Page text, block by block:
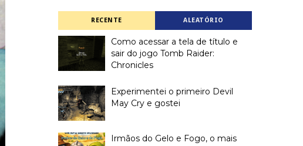
RECENTE ALEATÓRIO
Como acessar a tela de título e
sair do jogo Tomb Raider:
Chronicles
Experimentei o primeiro Devil
May Cry e gostei
Irmãos do Gelo e Fogo, o mais